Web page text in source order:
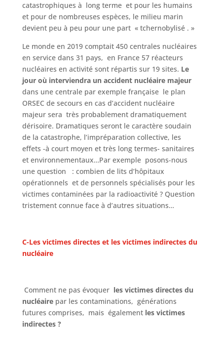
catastrophiques à long terme et pour les humains
et pour de nombreuses espèces, le milieu marin
devient peu à peu pour une part « tchernobylisé . »
Le monde en 2019 comptait 450 centrales nucléaires
en service dans 31 pays, en France 57 réacteurs
nucléaires en activité sont répartis sur 19 sites. Le
jour où interviendra un accident nucléaire majeur
dans une centrale par exemple française le plan
ORSEC de secours en cas d’accident nucléaire
majeur sera très probablement dramatiquement
dérisoire. Dramatiques seront le caractère soudain
de la catastrophe, l’impréparation collective, les
effets -à court moyen et très long termes- sanitaires
et environnementaux…Par exemple posons-nous
une question : combien de lits d’hôpitaux
opérationnels et de personnels spécialisés pour les
victimes contaminées par la radioactivité ? Question
tristement connue face à d’autres situations…
C-Les victimes directes et les victimes indirectes du
nucléaire
Comment ne pas évoquerles victimes directes du
nucléaire par les contaminations, générations
futures comprises, mais égalementles victimes
indirectes ?